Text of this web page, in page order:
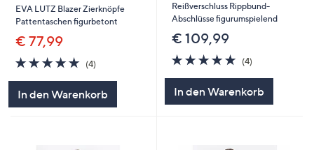
EVA LUTZ Blazer Zierknöpfe
Pattentaschen figurbetont
€ 77,99
5.0
von
(4)4
In den Warenkorb
Reißverschluss Rippbund-
Abschlüsse figurumspielend
€ 109,99
4.8
von
(4)4
In den Warenkorb